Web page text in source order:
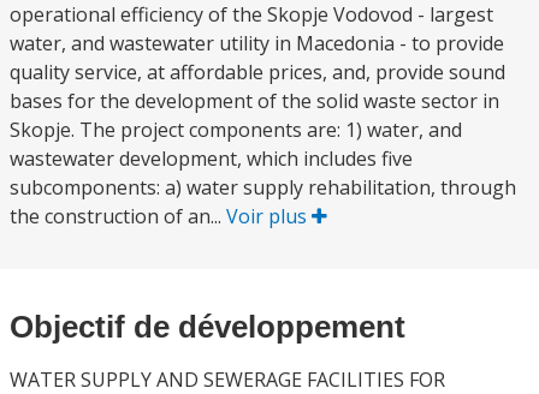
operational efficiency of the Skopje Vodovod - largest
water, and wastewater utility in Macedonia - to provide
quality service, at affordable prices, and, provide sound
bases for the development of the solid waste sector in
Skopje. The project components are: 1) water, and
wastewater development, which includes five
subcomponents: a) water supply rehabilitation, through
the construction of an... Voir plus
Objectif de développement
WATER SUPPLY AND SEWERAGE FACILITIES FOR